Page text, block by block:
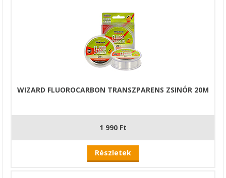
WIZARD FLUOROCARBON TRANSZPARENS ZSINÓR 20M
1 990 Ft
Részletek